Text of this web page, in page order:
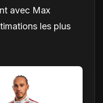
avec Max
les plus